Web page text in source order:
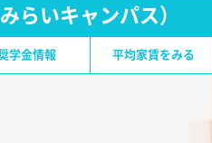
らいキャンパス）
学金情報 平均家賃をみる